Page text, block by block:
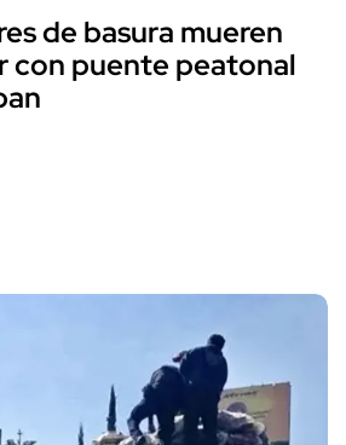
de basura mueren
con puente peatonal